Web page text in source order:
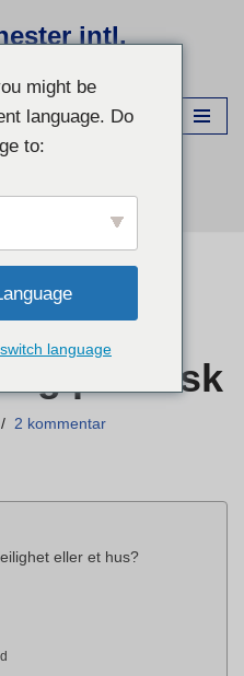
intl.
phyto- &
fallbezogene
Beratung
praktisk
2 kommentar
eller et hus?
might be
language. Do
to:
language